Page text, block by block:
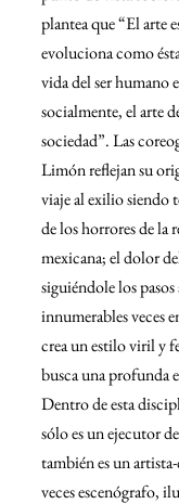
plantea que “El arte
evoluciona como
vida del ser humano
socialmente, el arte
sociedad”. Las
Limón reflejan su
viaje al exilio siendo
de los horrores de la
mexicana; el dolor
siguiéndole los pasos
innumerables veces
crea un estilo viril y
busca una profunda
Dentro de esta
sólo es un ejecutor
también es un
veces escenógrafo,